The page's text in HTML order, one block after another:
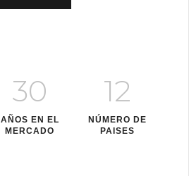
30
AÑOS EN EL
MERCADO
12
NÚMERO DE
PAISES